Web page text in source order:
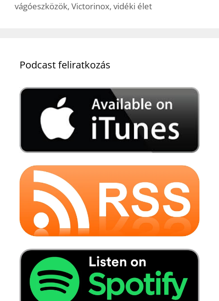
vágóeszközök, Victorinox, vidéki élet
Podcast feliratkozás